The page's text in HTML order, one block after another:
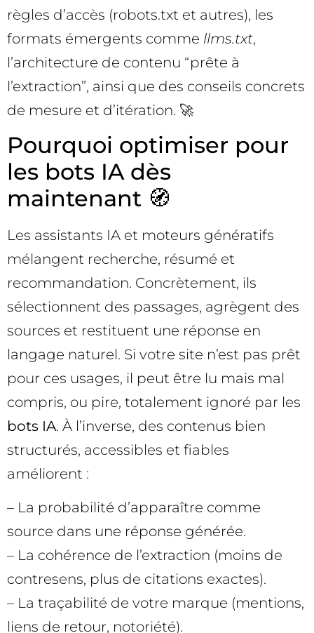
règles d’accès (robots.txt et autres), les
formats émergents comme llms.txt,
l’architecture de contenu “prête à
l’extraction”, ainsi que des conseils concrets
de mesure et d’itération. 🚀
Pourquoi optimiser pour
les bots IA dès
maintenant 🧭
Les assistants IA et moteurs génératifs
mélangent recherche, résumé et
recommandation. Concrètement, ils
sélectionnent des passages, agrègent des
sources et restituent une réponse en
langage naturel. Si votre site n’est pas prêt
pour ces usages, il peut être lu mais mal
compris, ou pire, totalement ignoré par les
bots IA. À l’inverse, des contenus bien
structurés, accessibles et fiables
améliorent :
– La probabilité d’apparaître comme
source dans une réponse générée.
– La cohérence de l’extraction (moins de
contresens, plus de citations exactes).
– La traçabilité de votre marque (mentions,
liens de retour, notoriété).